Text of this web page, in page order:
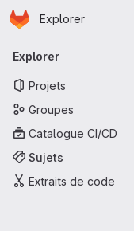
Passer au contenu principal
Page d'accueil
Explorer
Navigation
Explorer
Projets
Groupes
Catalogue CI/CD
Sujets
Extraits de code